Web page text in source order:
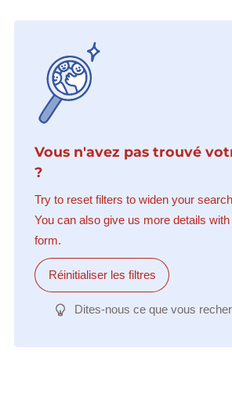
Vous n'avez pas trouvé
?
Try to reset filters to widen your
You can also give us more details
form.
Réinitialiser les filtres
Dites-nous ce que vous